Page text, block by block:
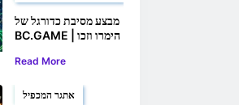
מבצע מסיבת כדורגל של
BC.GAME | הימרו וזכו
חינם
Read More
אתגר המכפיל